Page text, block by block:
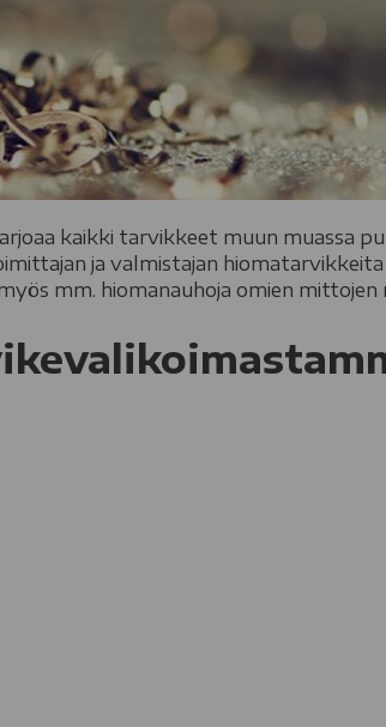
kaikki tarvikkeet muun muassa
ja valmistajan
mm. hiomanauhoja omien mittojen